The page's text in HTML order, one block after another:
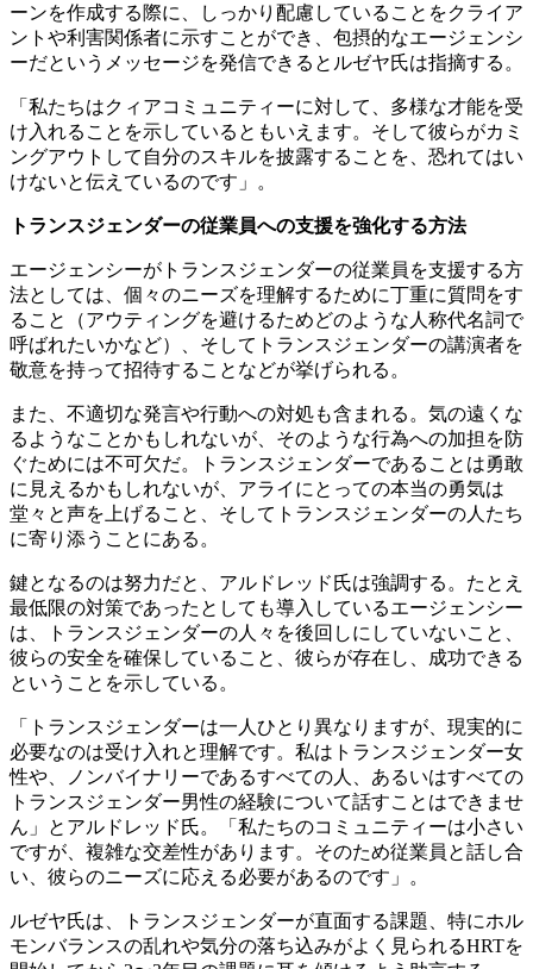
ーンを作成する際に、しっかり配慮していることをクライア
ントや利害関係者に示すことができ、包摂的なエージェンシ
ーだというメッセージを発信できるとルゼヤ氏は指摘する。
「私たちはクィアコミュニティーに対して、多様な才能を受
け入れることを示しているともいえます。そして彼らがカミ
ングアウトして自分のスキルを披露することを、恐れてはい
けないと伝えているのです」。
トランスジェンダーの従業員への支援を強化する方法
エージェンシーがトランスジェンダーの従業員を支援する方
法としては、個々のニーズを理解するために丁重に質問をす
ること（アウティングを避けるためどのような人称代名詞で
呼ばれたいかなど）、そしてトランスジェンダーの講演者を
敬意を持って招待することなどが挙げられる。
また、不適切な発言や行動への対処も含まれる。気の遠くな
るようなことかもしれないが、そのような行為への加担を防
ぐためには不可欠だ。トランスジェンダーであることは勇敢
に見えるかもしれないが、アライにとっての本当の勇気は
堂々と声を上げること、そしてトランスジェンダーの人たち
に寄り添うことにある。
鍵となるのは努力だと、アルドレッド氏は強調する。たとえ
最低限の対策であったとしても導入しているエージェンシー
は、トランスジェンダーの人々を後回しにしていないこと、
彼らの安全を確保していること、彼らが存在し、成功できる
ということを示している。
「トランスジェンダーは一人ひとり異なりますが、現実的に
必要なのは受け入れと理解です。私はトランスジェンダー女
性や、ノンバイナリーであるすべての人、あるいはすべての
トランスジェンダー男性の経験について話すことはできませ
ん」とアルドレッド氏。「私たちのコミュニティーは小さい
ですが、複雑な交差性があります。そのため従業員と話し合
い、彼らのニーズに応える必要があるのです」。
ルゼヤ氏は、トランスジェンダーが直面する課題、特にホル
モンバランスの乱れや気分の落ち込みがよく見られるHRTを